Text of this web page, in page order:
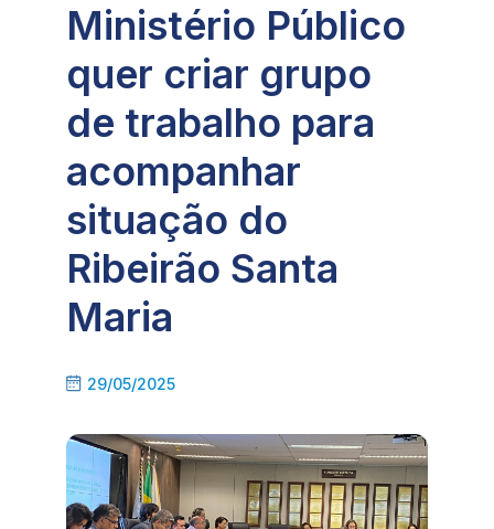
Ministério Público
quer criar grupo
de trabalho para
acompanhar
situação do
Ribeirão Santa
Maria
29/05/2025